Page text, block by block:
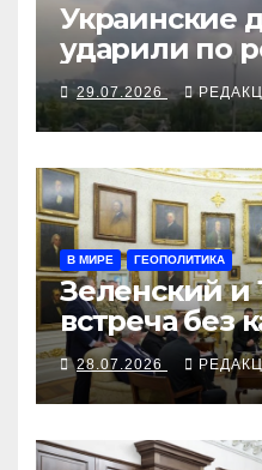
Украинские
ударили по
логистике и
29.07.2026
В МИРЕ ГЕОПОЛИТИКА
Зеленский и
встреча без
28.07.2026